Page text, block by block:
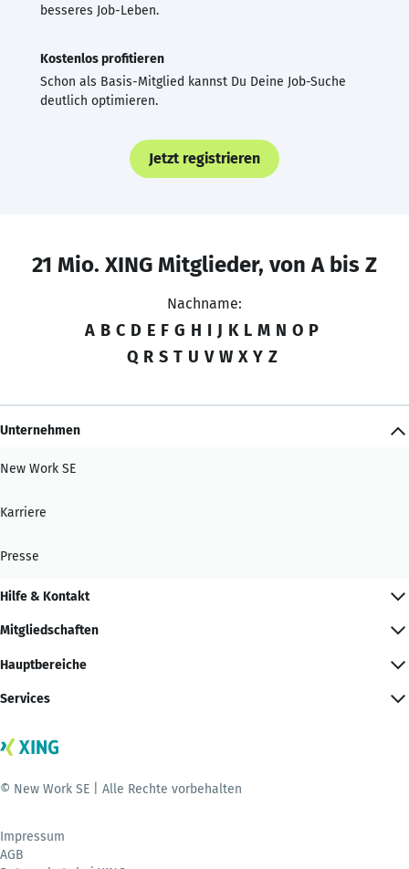
besseres Job-Leben.
Kostenlos profitieren
Schon als Basis-Mitglied kannst Du Deine Job-Suche
deutlich optimieren.
Jetzt registrieren
21 Mio. XING Mitglieder, von A bis Z
Nachname:
A B C D E F G H I J K L M N O P
Q R S T U V W X Y Z
Unternehmen
New Work SE
Karriere
Presse
Hilfe & Kontakt
Mitgliedschaften
Hauptbereiche
Services
© New Work SE | Alle Rechte vorbehalten
Impressum
AGB